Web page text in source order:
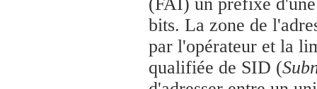
(FAI) un préfixe
bits. La zone de
par l'opérateur et la
qualifiée de SID (